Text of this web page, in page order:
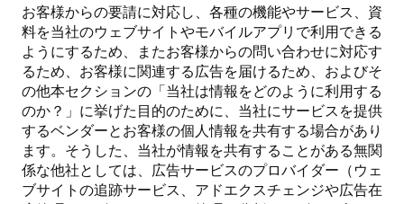
お客様からの要請に対応し、各種の機能やサービス、資
料を当社のウェブサイトやモバイルアプリで利用できる
ようにするため、またお客様からの問い合わせに対応す
るため、お客様に関連する広告を届けるため、およびそ
の他本セクションの「当社は情報をどのように利用する
のか？」に挙げた目的のために、当社にサービスを提供
するベンダーとお客様の個人情報を共有する場合があり
ます。そうした、当社が情報を共有することがある無関
係な他社としては、広告サービスのプロバイダー（ウェ
ブサイトの追跡サービス、アドエクスチェンジや広告在